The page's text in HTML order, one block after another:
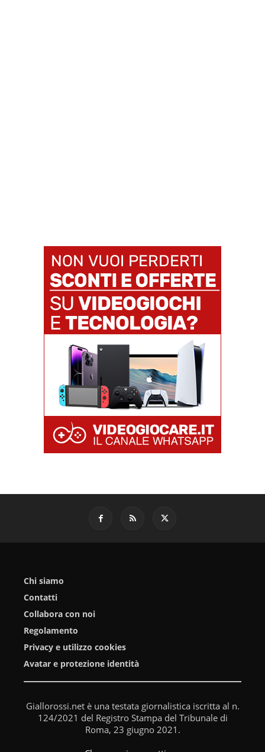
Chi siamo
Contatti
Collabora con noi
Regolamento
Privacy e utilizzo cookies
Avatar e protezione identità
Giallorossi.net è una testata giornalistica iscritta al n.
124/2021 del Registro Stampa del Tribunale di
Roma, 23 giugno 2021.